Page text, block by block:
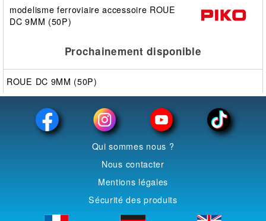
modelisme ferroviaire accessoire ROUE
DC 9MM (50P)
Prochainement disponible
ROUE DC 9MM (50P)
Qui sommes nous ?
Nous contacter
Mentions légales
Sécurité des produits